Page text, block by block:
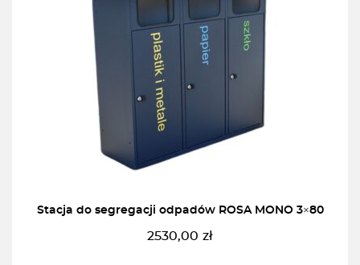
Stacja do segregacji odpadów ROSA MONO 3×80
2530,00 zł